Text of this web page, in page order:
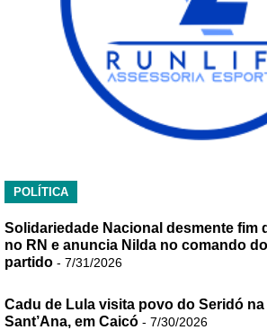
POLÍTICA
Solidariedade Nacional desmente fim
no RN e anuncia Nilda no comando do
partido - 7/31/2026
Cadu de Lula visita povo do Seridó
Sant’Ana, em Caicó - 7/30/2026